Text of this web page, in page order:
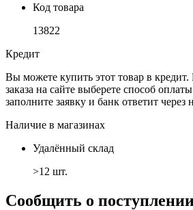
Код товара
13822
Кредит
Вы можете купить этот товар в
заказа на сайте выберете способ
заполните заявку и банк ответит через
Наличие в магазинах
Удалённый склад
>12 шт.
Сообщить о